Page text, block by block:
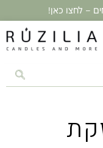
– לחצו כאן!